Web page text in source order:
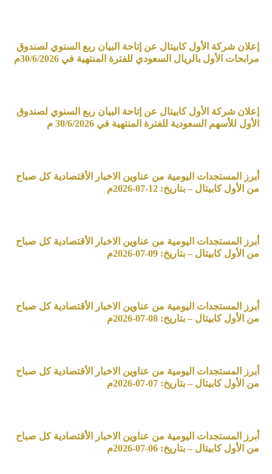
إعلان شركة الأول كابيتال عن إتاحة البيان ربع السنوي لصندوق
مرابحات الأول بالريال السعودي للفترة المنتهية في 30/6/2026م
إعلان شركة الأول كابيتال عن إتاحة البيان ربع السنوي لصندوق
الأول للأسهم السعودية للفترة المنتهية في 30/6/2026 م
أبرز المستجدات اليومية من عناوين الاخبار الأقتصادية كل صباح
من الأول كابيتال – بتاريخ: 12-07-2026م
أبرز المستجدات اليومية من عناوين الاخبار الأقتصادية كل صباح
من الأول كابيتال – بتاريخ: 09-07-2026م
أبرز المستجدات اليومية من عناوين الاخبار الأقتصادية كل صباح
من الأول كابيتال – بتاريخ: 08-07-2026م
أبرز المستجدات اليومية من عناوين الاخبار الأقتصادية كل صباح
من الأول كابيتال – بتاريخ: 07-07-2026م
أبرز المستجدات اليومية من عناوين الاخبار الأقتصادية كل صباح
من الأول كابيتال – بتاريخ: 06-07-2026م